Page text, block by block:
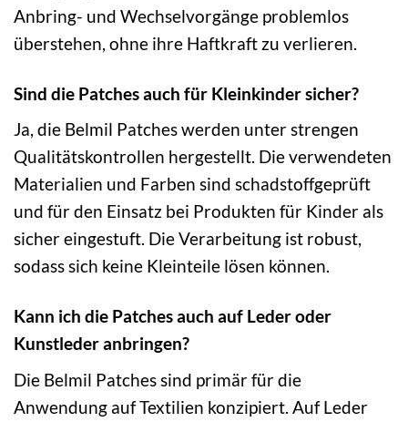
Anbring- und Wechselvorgänge problemlos
überstehen, ohne ihre Haftkraft zu verlieren.
Sind die Patches auch für Kleinkinder sicher?
Ja, die Belmil Patches werden unter strengen
Qualitätskontrollen hergestellt. Die verwendeten
Materialien und Farben sind schadstoffgeprüft
und für den Einsatz bei Produkten für Kinder als
sicher eingestuft. Die Verarbeitung ist robust,
sodass sich keine Kleinteile lösen können.
Kann ich die Patches auch auf Leder oder
Kunstleder anbringen?
Die Belmil Patches sind primär für die
Anwendung auf Textilien konzipiert. Auf Leder